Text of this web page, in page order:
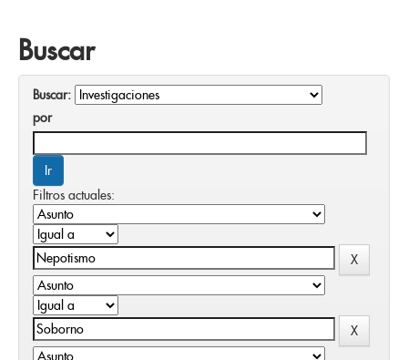
Buscar
Buscar:
por
Filtros actuales: